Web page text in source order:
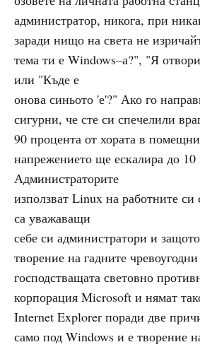
администратор, никога, при
заради нищо на света не
тема ти е Windows–а?", "Я
или "Къде е
онова синьото 'е'?" Ако го
сигурни, че сте си спечелили
90 процента от хората в
напрежението ще ескалира до
Администраторите
използват Linux на работните
са уважаващи
себе си администратори и
творение на гадните
господстващата световно
корпорация Microsoft и нямат
Internet Explorer поради две
само под Windows и е творение